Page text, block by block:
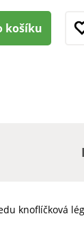
košíku
knoflíčková